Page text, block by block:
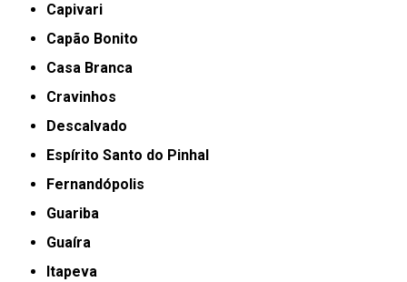
Capivari
Capão Bonito
Casa Branca
Cravinhos
Descalvado
Espírito Santo do Pinhal
Fernandópolis
Guariba
Guaíra
Itapeva